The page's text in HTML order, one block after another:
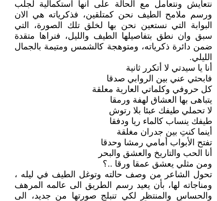
نتعايش ونتعامل مع الحالة على انها استكمالية لجلب
ورسم ملامح الطيف نحن كمتلقين، فذكرياته هي الان
البوابة التي نستعين نحن بها لخلق تلك الصورة، التي
سبق وان نطق بتفاصيلها الطيف والليل، فنراها متقدة
ضمن دائرة ذكرياته، ومتوهجة كالشمس ومتيمة بالجمال
الليلي.
أنا يا سيدتي لا أتكرر ثانية
فابحثي عني بين الروابي صدقا
كل حروفي وكلماتي العارية معلقة
يتباهى بها العشاق لهفة ورمقا
لا تحملي طيفك عبئا بلا رتوش
طيفك ينساب كالماء ريا ودفقا
أينما كنتِ بين جدران مغلقة
تفتح الأبواب أمامي رمشا وحدقا
أنا الحب والتاريخ والعشق والبحر
ومن مثلي يعشق عمقا ورقا ..؟
تحول الشاعر من وصف حالته وتوغل الطيف في ليله ،
ومناجاته لها، بأن يعيد رسم الطريق الى عالمه المرهف
والحساس والمنتظر لكي تنبلج صورتها من جديد، الى